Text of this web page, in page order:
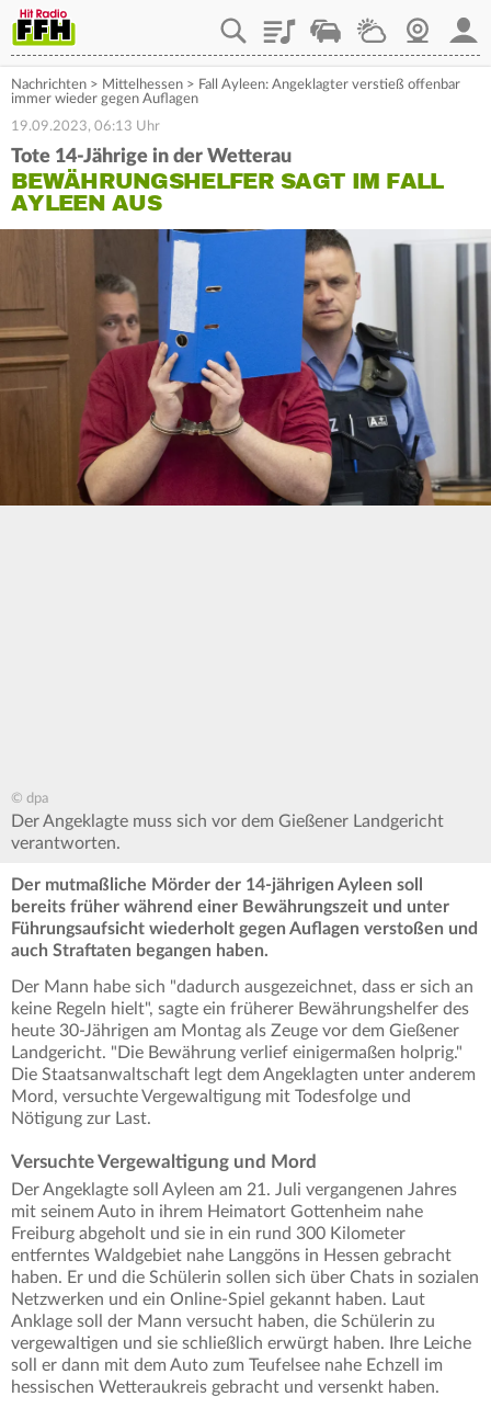
PlaylistStaupilotWetterWebcam
Nachrichten > Mittelhessen > Fall Ayleen: Angeklagter verstieß offenbar
immer wieder gegen Auflagen
19.09.2023, 06:13 Uhr
Tote 14-Jährige in der Wetterau
BEWÄHRUNGSHELFER SAGT IM FALL
AYLEEN AUS
© dpa
Der Angeklagte muss sich vor dem Gießener Landgericht
verantworten.
Der mutmaßliche Mörder der 14-jährigen Ayleen soll
bereits früher während einer Bewährungszeit und unter
Führungsaufsicht wiederholt gegen Auflagen verstoßen und
auch Straftaten begangen haben.
Der Mann habe sich "dadurch ausgezeichnet, dass er sich an
keine Regeln hielt", sagte ein früherer Bewährungshelfer des
heute 30-Jährigen am Montag als Zeuge vor dem Gießener
Landgericht. "Die Bewährung verlief einigermaßen holprig."
Die Staatsanwaltschaft legt dem Angeklagten unter anderem
Mord, versuchte Vergewaltigung mit Todesfolge und
Nötigung zur Last.
Versuchte Vergewaltigung und Mord
Der Angeklagte soll Ayleen am 21. Juli vergangenen Jahres
mit seinem Auto in ihrem Heimatort Gottenheim nahe
Freiburg abgeholt und sie in ein rund 300 Kilometer
entferntes Waldgebiet nahe Langgöns in Hessen gebracht
haben. Er und die Schülerin sollen sich über Chats in sozialen
Netzwerken und ein Online-Spiel gekannt haben. Laut
Anklage soll der Mann versucht haben, die Schülerin zu
vergewaltigen und sie schließlich erwürgt haben. Ihre Leiche
soll er dann mit dem Auto zum Teufelsee nahe Echzell im
hessischen Wetteraukreis gebracht und versenkt haben.